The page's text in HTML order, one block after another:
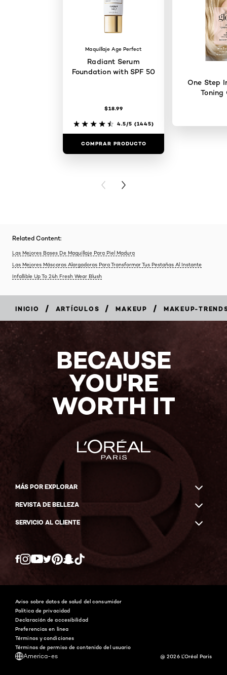
Maquillaje Age Perfect
Radiant Serum
Foundation with SPF 50
$18.99
4.5/5 (1445)
COMPRAR PRODUCTO
One Step
Toning
PREVIOUS CARD
NEXT CARD
Related Content:
Las Mejores Bases De Maquillaje Para Piel Madura
Las Mejores Máscaras Alargadoras Para Transformar Tus Pestañas Al Instante
Infallible Up To 24h Fresh Wear Blush
INICIO / ARTÍCULOS / MAKEUP / MAKEUP-
BECAUSE
YOU'RE
WORTH IT
MÁS POR EXPLORAR
REVISTA DE BELLEZA
SERVICIO AL CLIENTE
Twitter
America-es
Aviso sobre datos de salud del consumidor
Política de privacidad
Declaración de accesibilidad
Preferencias en línea
Términos y condiciones
Términos de permiso de contenido del usuario
@ 2026 L'Oréal Paris